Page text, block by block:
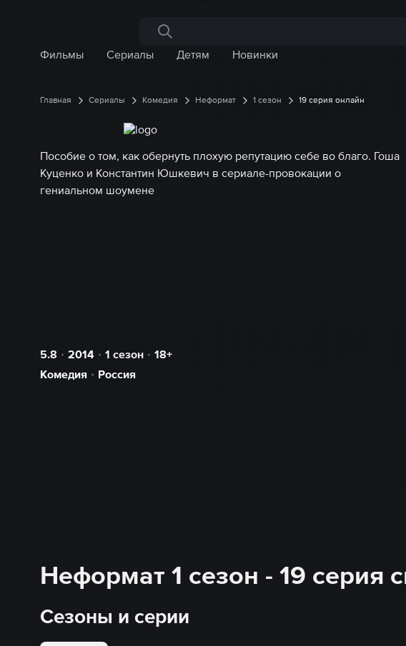
Поиск по сайту
Фильмы
Сериалы Детям Новинки
Главная Сериалы Комедия Неформат 1 сезон 19 серия онлайн
Пособие о том, как обернуть плохую репутацию себе во благо. Гоша
Куценко и Константин Юшкевич в сериале-провокации о
гениальном шоумене
5.8 2014 1 сезон
18+
Комедия
Россия
Неформат 1 сезон - 19 серия
Сезоны и серии